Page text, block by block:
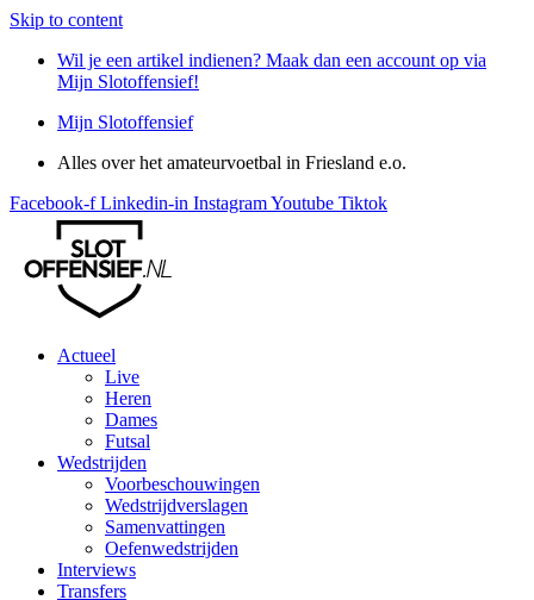
Skip to content
Wil je een artikel indienen? Maak dan een account op via
Mijn Slotoffensief!
Mijn Slotoffensief
Alles over het amateurvoetbal in Friesland e.o.
Facebook-f Linkedin-in InstagramYoutube Tiktok
Actueel
Live
Heren
Dames
Futsal
Wedstrijden
Voorbeschouwingen
Wedstrijdverslagen
Samenvattingen
Oefenwedstrijden
Interviews
Transfers